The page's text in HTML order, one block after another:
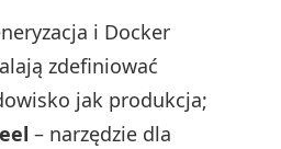
i Docker
zdefiniować
jak produkcja;
– narzędzie dla